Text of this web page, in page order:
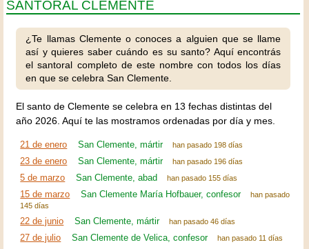
SANTORAL CLEMENTE
¿Te llamas Clemente o conoces a alguien que se llame
así y quieres saber cuándo es su santo? Aquí encontrás
el santoral completo de este nombre con todos los días
en que se celebra San Clemente.
El santo de Clemente se celebra en 13 fechas distintas del
año 2026. Aquí te las mostramos ordenadas por día y mes.
21 de enero San Clemente, mártir han pasado 198 días
23 de enero San Clemente, mártir han pasado 196 días
5 de marzo San Clemente, abad han pasado 155 días
15 de marzo San Clemente María Hofbauer, confesor
han pasado
145 días
22 de junio San Clemente, mártir han pasado 46 días
27 de julio San Clemente de Velica, confesor han pasado 11 días